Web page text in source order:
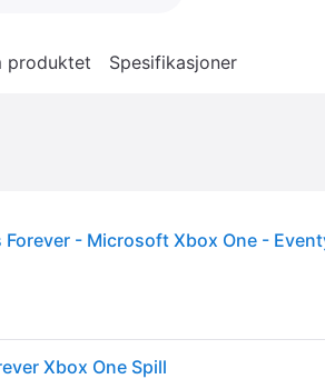
produktet Spesifikasjoner
- Microsoft Xbox One -
Xbox One Spill